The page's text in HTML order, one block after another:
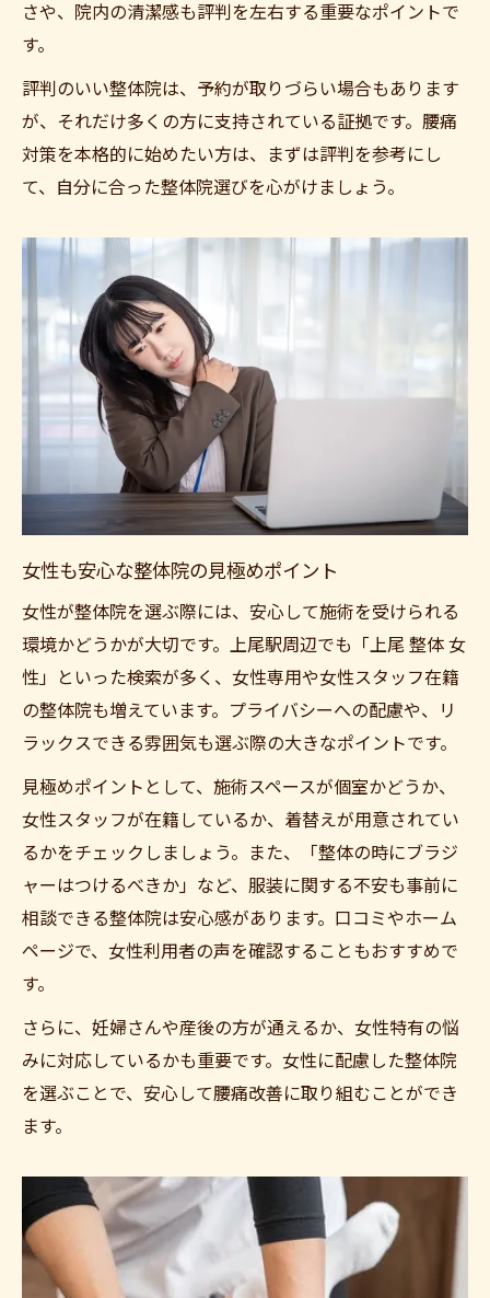
さや、院内の清潔感も評判を左右する重要なポイントで
す。
評判のいい整体院は、予約が取りづらい場合もあります
が、それだけ多くの方に支持されている証拠です。腰痛
対策を本格的に始めたい方は、まずは評判を参考にし
て、自分に合った整体院選びを心がけましょう。
女性も安心な整体院の見極めポイント
女性が整体院を選ぶ際には、安心して施術を受けられる
環境かどうかが大切です。上尾駅周辺でも「上尾 整体 女
性」といった検索が多く、女性専用や女性スタッフ在籍
の整体院も増えています。プライバシーへの配慮や、リ
ラックスできる雰囲気も選ぶ際の大きなポイントです。
見極めポイントとして、施術スペースが個室かどうか、
女性スタッフが在籍しているか、着替えが用意されてい
るかをチェックしましょう。また、「整体の時にブラジ
ャーはつけるべきか」など、服装に関する不安も事前に
相談できる整体院は安心感があります。口コミやホーム
ページで、女性利用者の声を確認することもおすすめで
す。
さらに、妊婦さんや産後の方が通えるか、女性特有の悩
みに対応しているかも重要です。女性に配慮した整体院
を選ぶことで、安心して腰痛改善に取り組むことができ
ます。